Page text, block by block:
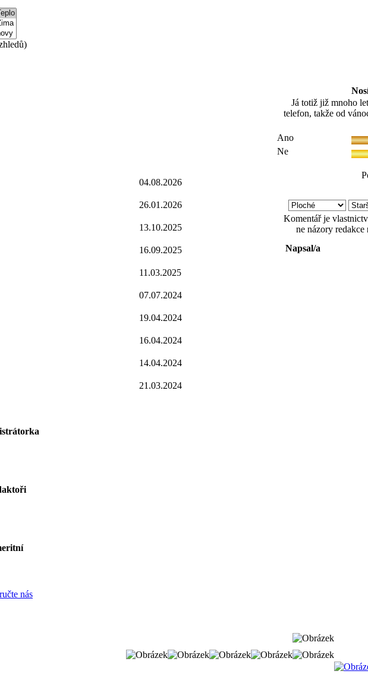
04.08.2026
26.01.2026
13.10.2025
16.09.2025
11.03.2025
07.07.2024
19.04.2024
16.04.2024
14.04.2024
21.03.2024
nás
Já totiž již mnoho
telefon, takže od
Ano
Ne
Komentář je
ne názory
Napsal/a